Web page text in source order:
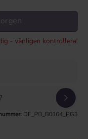
- vänligen kontrollera!
DF_PB_B0164_PG3